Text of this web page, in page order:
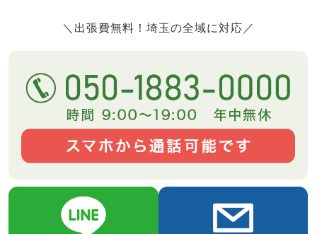
＼出張費無料！埼玉の全域に対応／